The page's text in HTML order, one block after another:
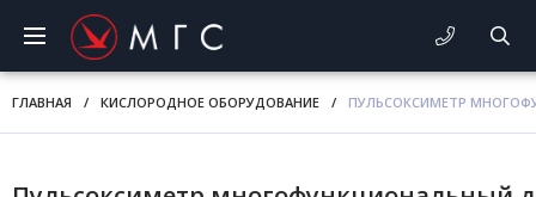
ГЛАВНАЯ / КИСЛОРОДНОЕ ОБОРУДОВАНИЕ / ПУЛЬСОКСИМЕТР